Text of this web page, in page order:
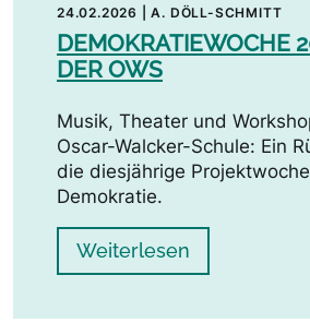
24.02.2026 |A. DÖLL-SCHMITT
DEMOKRATIEWOCHE
DER OWS
Musik, Theater und
Oscar-Walcker-Schule: Ein
die diesjährige
Demokratie.
Weiterlesen